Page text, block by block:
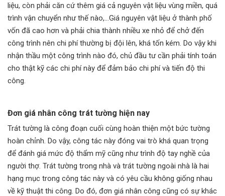
liệu, còn phải căn cứ thêm giá cả nguyên vật liệu vùng miền, quá
trình vận chuyển như thế nào,...Giá nguyên vật liệu ở thành phố
vốn đã cao hơn và phải chia thành nhiều xe nhỏ để chở đến
công trình nên chi phí thường bị đội lên, khá tốn kém. Do vậy khi
nhận thầu một công trình nào đó, chủ đầu tư cần phải tính toán
cho thật kỹ các chi phí này để đảm bảo chi phí và tiến độ thi
công.
Đơn giá nhân công trát tường hiện nay
Trát tường là công đoạn cuối cùng hoàn thiện một bức tường
hoàn chỉnh. Do vậy, công tác này đóng vai trò khá quan trọng
để đánh giá mức độ thẩm mỹ cũng như trình độ tay nghề của
người thợ. Trát tường trong nhà và trát tường ngoài nhà là hai
hạng mục trong công tác này và có yêu cầu không giống nhau
về kỹ thuật thi công. Do đó, đơn giá nhân công cũng có sự khác